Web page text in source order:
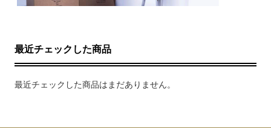
最近チェックした商品
最近チェックした商品はまだありません。